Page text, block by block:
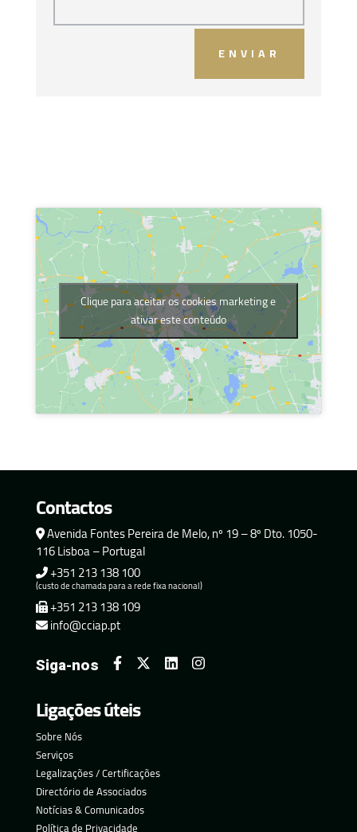
ENVIAR
Clique para aceitar os cookies marketing e
ativar este conteúdo
Contactos
Avenida Fontes Pereira de Melo, nº 19 – 8º Dto. 1050-
116 Lisboa – Portugal
+351 213 138 100
(custo de chamada para a rede fixa nacional)
+351 213 138 109
info@cciap.pt
Siga-nos
Ligações úteis
Sobre Nós
Serviços
Legalizações / Certificações
Directório de Associados
Notícias & Comunicados
Política de Privacidade